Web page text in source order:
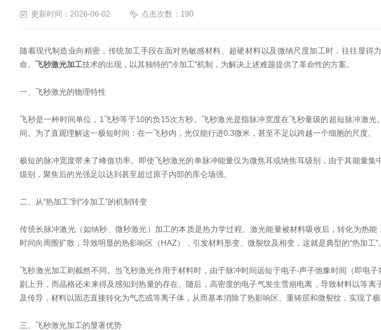
更新时间：2026-06-02 点击次数：190
随着现代制造业向精密，传统加工手段在面对热敏感材料、超硬材料以及微纳尺度加工时，往往显得
命。飞秒激光加工技术的出现，以其独特的“冷加工”机制，为解决上述难题提供了革命性的方案。
一、飞秒激光的物理特性
飞秒是一种时间单位，1飞秒等于10的负15次方秒。飞秒激光是指脉冲宽度在飞秒量级的超短脉冲激
间。为了直观理解这一极短时间：在一飞秒内，光仅能行进0.3微米，甚至不足以跨越一个细胞的尺度。
极短的脉冲宽度带来了峰值功率。即使飞秒激光的单脉冲能量仅为微焦耳或纳焦耳级别，由于其能量
级别，聚焦后的光强足以达到甚至超过原子内部的库仑场强。
二、从“热加工”到“冷加工”的机制转变
传统长脉冲激光（如纳秒、微秒激光）加工的本质是热力学过程。激光能量被材料吸收后，转化为热
时间向周围扩散，导致明显的热影响区（HAZ），引发材料形变、微裂纹及相变，这就是典型的“热加工”
飞秒激光加工则截然不同。当飞秒激光作用于材料时，由于脉冲时间远短于电子-声子弛豫时间（即电
剧上升，而晶格还未来得及感知到热量的存在。随后，高密度的电子气发生雪崩电离，导致材料以等离
及传导，材料以固态直接转化为气态或等离子体，从而基本消除了热影响区、重铸层和微裂纹，实现了极
三、飞秒激光加工的显著优势